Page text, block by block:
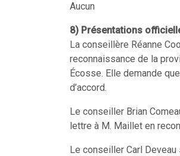
Aucun
8) Présentations
La conseillère Réanne
reconnaissance de la
Écosse. Elle demande
d’accord.
Le conseiller Brian
lettre à M. Maillet en
Le conseiller Carl Deveau